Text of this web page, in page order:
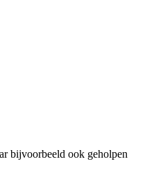
bijvoorbeeld ook geholpen